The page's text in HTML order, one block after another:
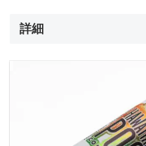
詳細